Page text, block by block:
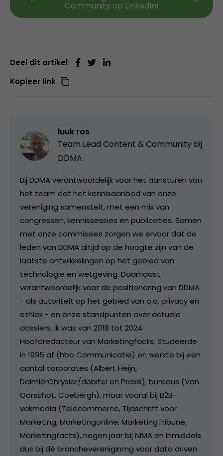
Community op LinkedIn!
Deel dit artikel
Kopieer link
luuk ros
Team Lead Content & Community bij
DDMA
Bij DDMA verantwoordelijk voor het aansturen van
het team dat het kennisaanbod van onze
vereniging samenstelt, met een mix van
congressen, kennissessies en publicaties. Samen
met onze commissies zorgen we ervoor dat de
leden van DDMA altijd op de hoogte zijn van de
laatste ontwikkelingen op het gebied van
technologie en wetgeving. Daarnaast
verantwoordelijk voor de positionering van DDMA
- als autoriteit op het gebied van o.a. privacy en
ethiek - en onze standpunten over actuele
dossiers. Ik was van 2018 tot 2024
Hoofdredacteur van Marketingfacts. Studeerde
in 1995 af (hbo Communicatie) en werkte bij een
aantal corporates (Albert Heijn,
DaimlerChrysler/debitel en Praxis), bureaus (Van
Oorschot, Coebergh), maar vooral bij B2B-
vakmedia (Telecommerce, Tijdschrift voor
Marketing, Marketingonline, MarketingTribune,
Marketingfacts), negen jaar bij NIMA en inmiddels
dus bij dé branchevereniginmg voor data driven